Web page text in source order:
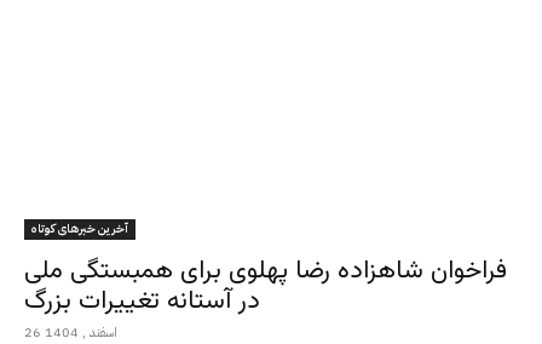
آخرین خبرهای کوتاه
فراخوان شاهزاده رضا پهلوی برای همبستگی ملی
در آستانه تغییرات بزرگ
26 اسفند , 1404